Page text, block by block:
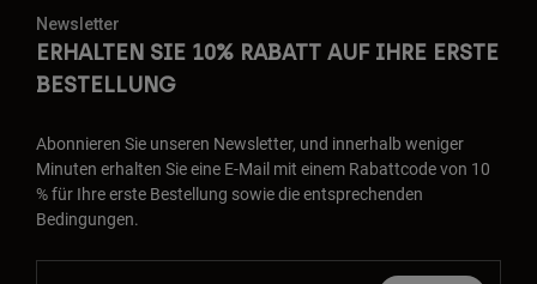
Newsletter
ERHALTEN SIE 10% RABATT AUF IHRE ERSTE
BESTELLUNG
Abonnieren Sie unseren Newsletter, und innerhalb weniger
Minuten erhalten Sie eine E-Mail mit einem Rabattcode von 10
% für Ihre erste Bestellung sowie die entsprechenden
Bedingungen.